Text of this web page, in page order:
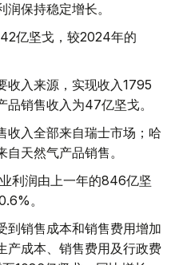
保持稳定增长。
亿坚戈，较2024年的
收入来源，实现收入1795
销售收入为47亿坚戈。
收入全部来自瑞士市场；哈
天然气产品销售。
利润由上一年的846亿坚
。
到销售成本和销售费用增加
产成本、销售费用及行政费